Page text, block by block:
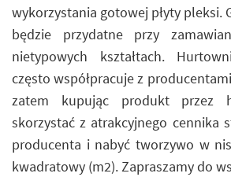
wykorzystania gotowej płyty pleksi.
będzie przydatne przy
nietypowych kształtach.
często współpracuje z
zatem kupując produkt przez
skorzystać z atrakcyjnego cennika
producenta i nabyć tworzywo w
kwadratowy (m2). Zapraszamy do